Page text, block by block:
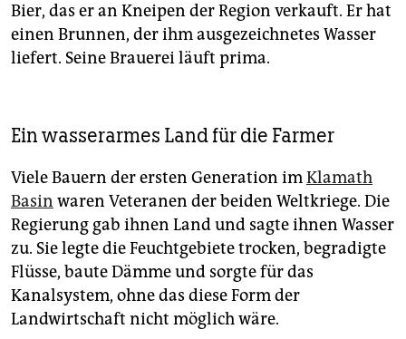
Bier, das er an Kneipen der Region verkauft. Er hat
einen Brunnen, der ihm ausgezeichnetes Wasser
liefert. Seine Brauerei läuft prima.
Ein wasserarmes Land für die Farmer
Viele Bauern der ersten Generation imKlamath
Basin waren Veteranen der beiden Weltkriege. Die
Regierung gab ihnen Land und sagte ihnen Wasser
zu. Sie legte die Feuchtgebiete trocken, begradigte
Flüsse, baute Dämme und sorgte für das
Kanalsystem, ohne das diese Form der
Landwirtschaft nicht möglich wäre.